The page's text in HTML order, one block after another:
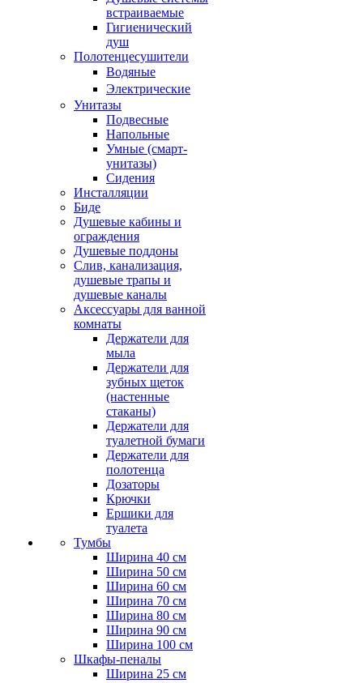
встраиваемые
Гигиенический
душ
Полотенцесушители
ㅤВодяные
ㅤЭлектрические
Унитазы
Подвесные
Напольные
Умные (смарт-
унитазы)
Сидения
Инсталляции
Биде
Душевые кабины и
ограждения
Душевые поддоны
Слив, канализация,
душевые трапы и
душевые каналы
Аксессуары для ванной
комнаты
Держатели для
мыла
Держатели для
зубных щеток
(настенные
стаканы)
Держатели для
туалетной бумаги
Держатели для
полотенца
Дозаторы
Крючки
Ершики для
туалета
Тумбы
Ширина 40 см
Ширина 50 см
Ширина 60 см
Ширина 70 см
Ширина 80 см
Ширина 90 см
Ширина 100 см
Шкафы-пеналы
Ширина 25 см